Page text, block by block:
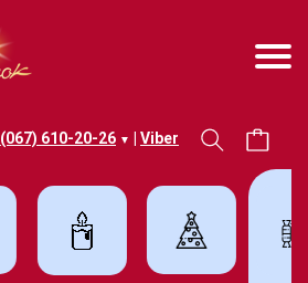
(067) 610-20-26 ▼ Viber